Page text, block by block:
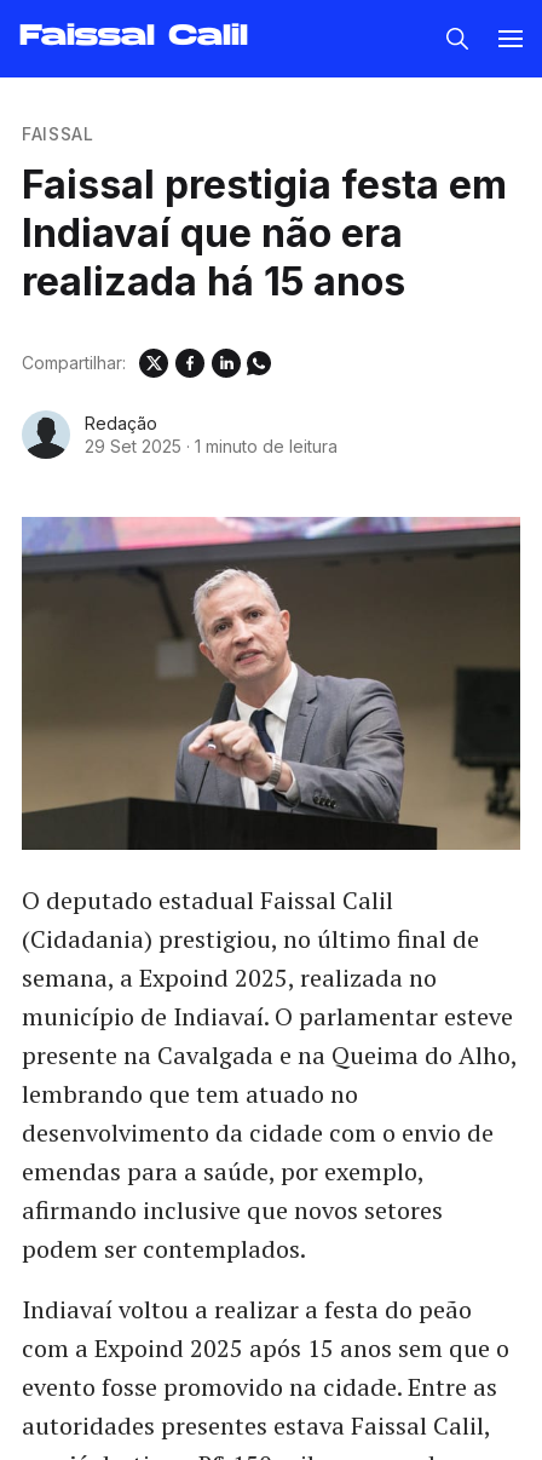
Faissal Calil
FAISSAL
Faissal prestigia festa em
Indiavaí que não era
realizada há 15 anos
Redação
29 Set 2025 · 1 minuto de leitura
Compartilhar:
O deputado estadual Faissal Calil
(Cidadania) prestigiou, no último final de
semana, a Expoind 2025, realizada no
município de Indiavaí. O parlamentar esteve
presente na Cavalgada e na Queima do Alho,
lembrando que tem atuado no
desenvolvimento da cidade com o envio de
emendas para a saúde, por exemplo,
afirmando inclusive que novos setores
podem ser contemplados.
Indiavaí voltou a realizar a festa do peão
com a Expoind 2025 após 15 anos sem que o
evento fosse promovido na cidade. Entre as
autoridades presentes estava Faissal Calil,